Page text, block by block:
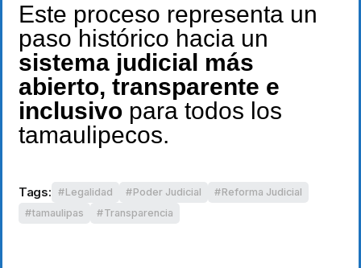
Este proceso representa un
paso histórico hacia un
sistema judicial más
abierto, transparente e
inclusivo para todos los
tamaulipecos.
Tags: Legalidad Poder Judicial
Reforma Judicial
tamaulipas
Transparencia